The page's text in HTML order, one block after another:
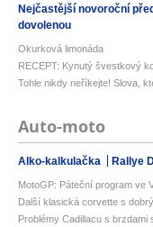
Nejčastější novoroční
dovolenou
Okurková limonáda
RECEPT: Kynutý švestkový
Tohle nikdy neříkejte! Slova,
Auto-moto
Alko-kalkulačka Rallye
MotoGP: Páteční program ve
Další klasická corvette s
Problémy Cadillacu s